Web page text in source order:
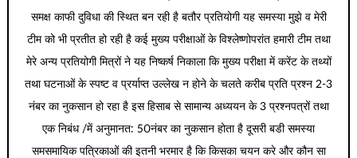
समक्ष काफी दुविधा की स्थित बन रही है बतौर प्रतियोगी यह समस्या मुझे व मेरी
टीम को भी प्रतीत हो रही है कई मुख्य परीक्षाओं के विश्लेष्णोपरांत हमारी टीम तथा
मेरे अन्य प्रतियोगी मित्रों ने यह निष्कर्ष निकाला कि मुख्य परीक्षा में करेंट के तथ्यों
तथा घटनाओं के स्पष्ट व प्रर्याप्त उल्लेख न होने के चलते करीब प्रति प्रश्न 2-3
नंबर का नुकसान हो रहा है इस हिसाब से सामान्य अध्ययन के 3 प्रश्नपत्रों तथा
एक निबंध /में अनुमानत: 50नंबर का नुकसान होता है दूसरी बडी समस्या
समसमायिक पत्रिकाओं की इतनी भरमार है कि किसका चयन करे और कौन सा